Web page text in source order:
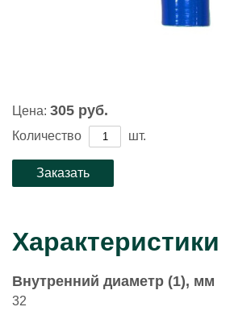
Цена: 305 руб.
Количество шт.
Характеристики
Внутренний диаметр (1), мм
32